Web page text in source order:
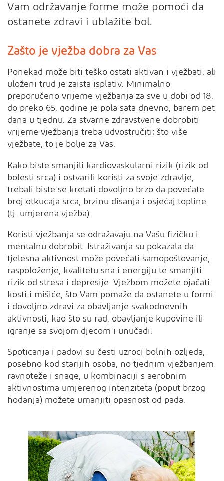
Vam održavanje forme može pomoći da
ostanete zdravi i ublažite bol.
Zašto je vježba dobra za Vas
Ponekad može biti teško ostati aktivan i vježbati, ali
uloženi trud je zaista isplativ. Minimalno
preporučeno vrijeme vježbanja za sve u dobi od 18.
do preko 65. godine je pola sata dnevno, barem pet
dana u tjednu. Za stvarne zdravstvene dobrobiti
vrijeme vježbanja treba udvostručiti; što više
vježbate, to je bolje za Vas.
Kako biste smanjili kardiovaskularni rizik (rizik od
bolesti srca) i ostvarili koristi za svoje zdravlje,
trebali biste se kretati dovoljno brzo da povećate
broj otkucaja srca, brzinu disanja i osjećaj topline
(tj. umjerena vježba).
Koristi vježbanja se odražavaju na Vašu fizičku i
mentalnu dobrobit. Istraživanja su pokazala da
tjelesna aktivnost može povećati samopoštovanje,
raspoloženje, kvalitetu sna i energiju te smanjiti
rizik od stresa i depresije. Vježbom možete ojačati
kosti i mišiće, što Vam pomaže da ostanete u formi
i dovoljno zdravi za obavljanje svakodnevnih
aktivnosti, kao što su rad, obavljanje kupovine ili
igranje sa svojom djecom i unučadi.
Spoticanja i padovi su česti uzroci bolnih ozljeda,
posebno kod starijih osoba, no tjednim vježbanjem
ravnoteže i snage, u kombinaciji s aerobnim
aktivnostima umjerenog intenziteta (poput brzog
hodanja) možete umanjiti opasnost od pada.